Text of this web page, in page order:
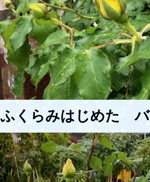
ふくらみはじめた